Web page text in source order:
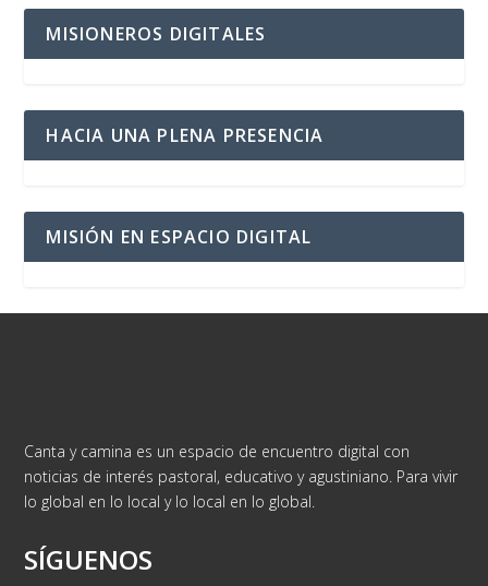
MISIONEROS DIGITALES
HACIA UNA PLENA PRESENCIA
MISIÓN EN ESPACIO DIGITAL
Canta y camina es un espacio de encuentro digital con
noticias de interés pastoral, educativo y agustiniano. Para vivir
lo global en lo local y lo local en lo global.
SÍGUENOS